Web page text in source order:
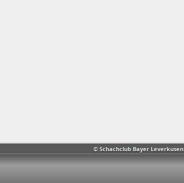
© Schachclub Bayer Leverkusen